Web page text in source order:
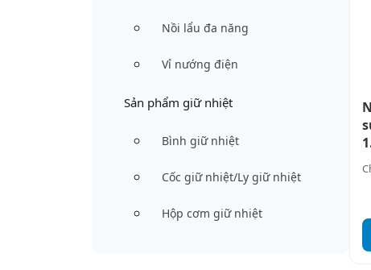
Nồi lẩu đa năng
Vỉ nướng điện
Sản phẩm giữ nhiệt
Bình giữ nhiệt
Cốc giữ nhiệt/Ly giữ nhiệt
Hộp cơm giữ nhiệt